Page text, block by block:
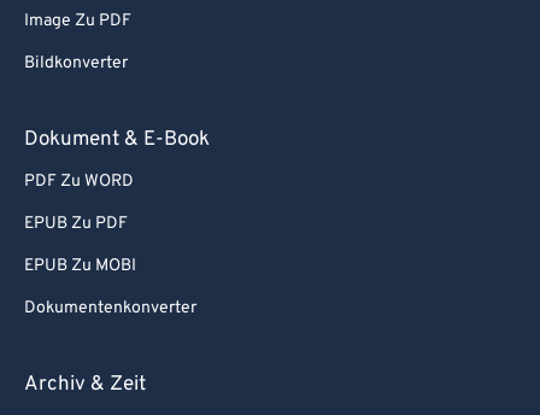
Image Zu PDF
Bildkonverter
Dokument & E-Book
PDF Zu WORD
EPUB Zu PDF
EPUB Zu MOBI
Dokumentenkonverter
Archiv & Zeit